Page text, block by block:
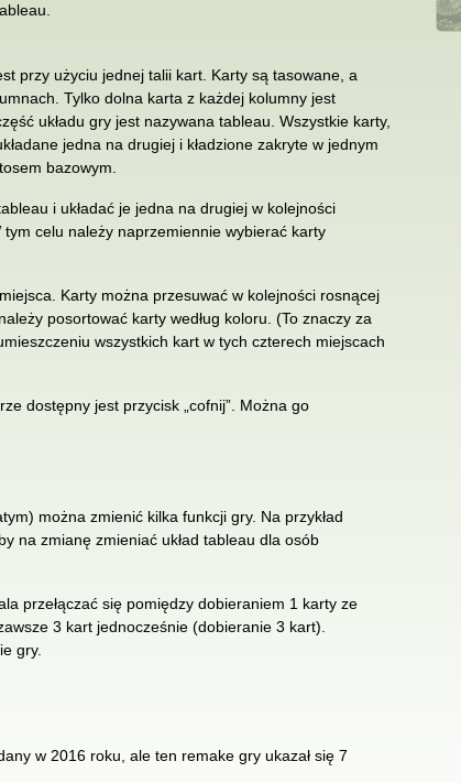
przy użyciu jednej talii kart. Karty są tasowane, a
Tylko dolna karta z każdej kolumny jest
układu gry jest nazywana tableau. Wszystkie karty,
jedna na drugiej i kładzione zakryte w jednym
bazowym.
i układać je jedna na drugiej w kolejności
celu należy naprzemiennie wybierać karty
Karty można przesuwać w kolejności rosnącej
posortować karty według koloru. (To znaczy za
wszystkich kart w tych czterech miejscach
dostępny jest przycisk „cofnij”. Można go
można zmienić kilka funkcji gry. Na przykład
na zmianę zmieniać układ tableau dla osób
przełączać się pomiędzy dobieraniem 1 karty ze
3 kart jednocześnie (dobieranie 3 kart).
gry.
w 2016 roku, ale ten remake gry ukazał się 7